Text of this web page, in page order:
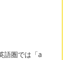
語圏では「a